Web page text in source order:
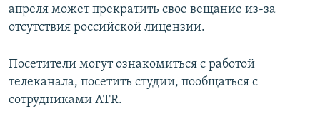
апреля может прекратить свое вещание из-за
отсутствия российской лицензии.
Посетители могут ознакомиться с работой
телеканала, посетить студии, пообщаться с
сотрудниками ATR.